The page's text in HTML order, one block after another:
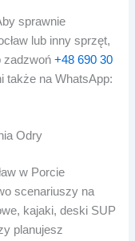
sprawnie
lub inny sprzęt,
zadzwoń+48 690 30
także na WhatsApp:
Odry
w Porcie
scenariuszy na
kajaki, deski SUP
planujesz